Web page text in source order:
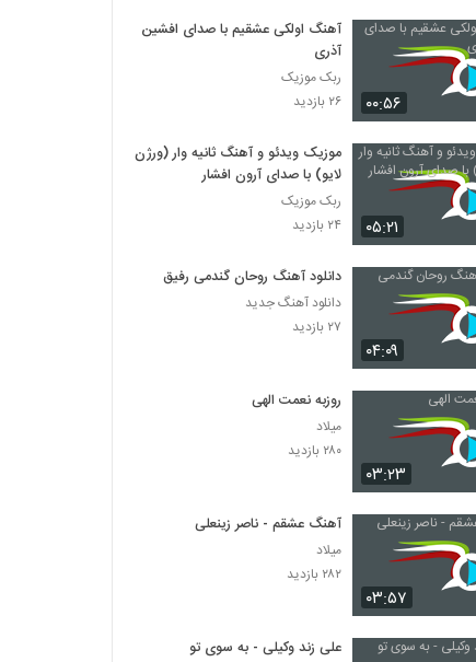
۰۰:۵۶
آهنگ اولکی عشقیم با صدای افشین
آذری
ربک موزیک
۲۶ بازدید
۰۵:۲۱
موزیک ویدئو و آهنگ ثانیه وار (ورژن
لایو) با صدای آرون افشار
ربک موزیک
۲۴ بازدید
۰۴:۰۹
دانلود آهنگ روحان گندمی رفیق
دانلود آهنگ جدید
۲۷ بازدید
۰۳:۲۳
روزبه نعمت الهی
میلاد
۲۸۰ بازدید
۰۳:۵۷
آهنگ عشقم - ناصر زینعلی
میلاد
۲۸۲ بازدید
علی زند وکیلی - به سوی تو